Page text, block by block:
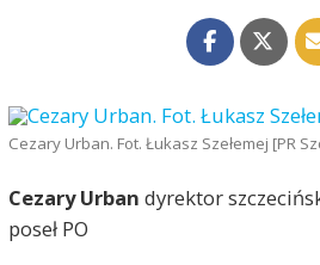
Cezary Urban. Fot. Łukasz Szełemej [PR
Cezary Urban dyrektor
poseł PO